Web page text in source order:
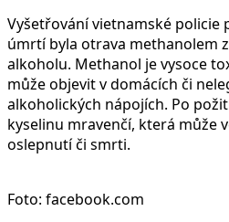
Vyšetřování vietnamské policie
úmrtí byla otrava methanolem
alkoholu. Methanol je vysoce
může objevit v domácích či
alkoholických nápojích. Po
kyselinu mravenčí, která může
oslepnutí či smrti.
Foto: facebook.com